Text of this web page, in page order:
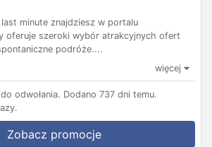
minute znajdziesz w portalu
oferuje szeroki wybór atrakcyjnych ofert
podróże....
więcej
odwołania. Dodano 737 dni temu.
Zobacz promocje